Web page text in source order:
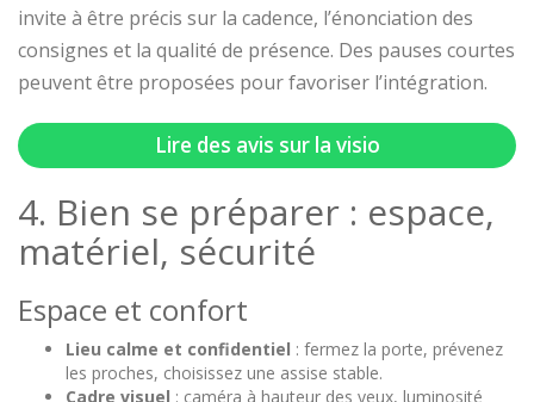
invite à être précis sur la cadence, l’énonciation des
consignes et la qualité de présence. Des pauses courtes
peuvent être proposées pour favoriser l’intégration.
Lire des avis sur la visio
4. Bien se préparer : espace,
matériel, sécurité
Espace et confort
Lieu calme et confidentiel : fermez la porte, prévenez
les proches, choisissez une assise stable.
Cadre visuel : caméra à hauteur des yeux, luminosité